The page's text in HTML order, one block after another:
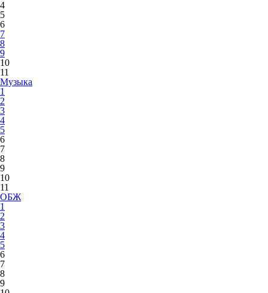
4
5
6
7
8
9
10
11
Музыка
1
2
3
4
5
6
7
8
9
10
11
ОБЖ
1
2
3
4
5
6
7
8
9